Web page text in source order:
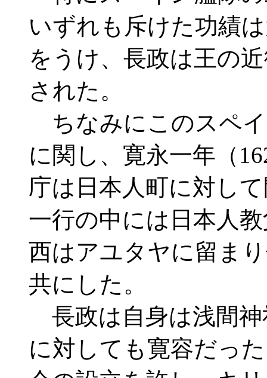
いずれも斥けた功績
をうけ、長政は王の
された。
ちなみにこのスペ
に関し、寛永一年（
庁は日本人町に対し
一行の中には日本人
西はアユタヤに留ま
共にした。
長政は自身は浅間神
に対しても寛容だっ